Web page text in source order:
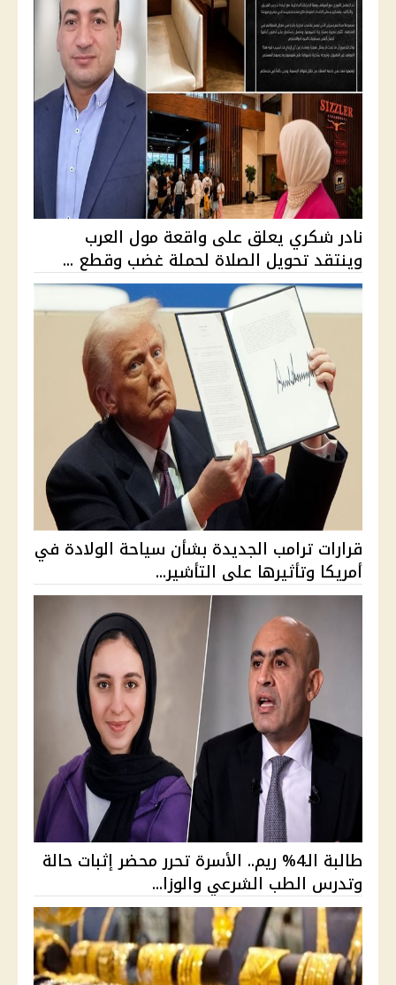
نادر شكري يعلق على واقعة مول العرب
وينتقد تحويل الصلاة لحملة غضب وقطع ...
قرارات ترامب الجديدة بشأن سياحة الولادة في
أمريكا وتأثيرها على التأشير...
طالبة الـ4% ريم.. الأسرة تحرر محضر إثبات حالة
وتدرس الطب الشرعي والوزا...